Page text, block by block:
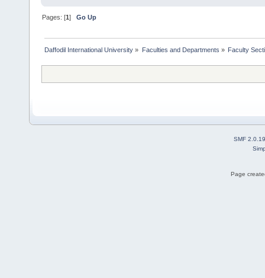
Pages: [1]Go Up
Daffodil International University » Faculties and Departments » Faculty
SMF 2.0.19
Page